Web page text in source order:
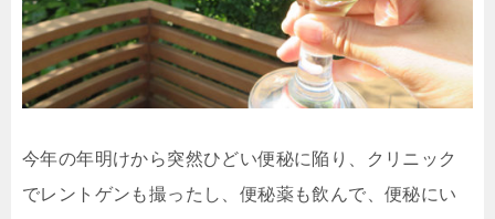
今年の年明けから突然ひどい便秘に陥り、クリニック
でレントゲンも撮ったし、便秘薬も飲んで、便秘にい